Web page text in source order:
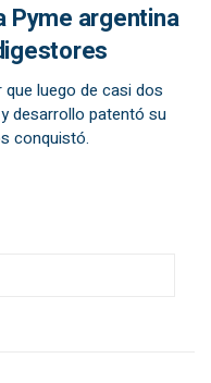
Pyme argentina
luego de casi dos
desarrollo patentó su
conquistó.